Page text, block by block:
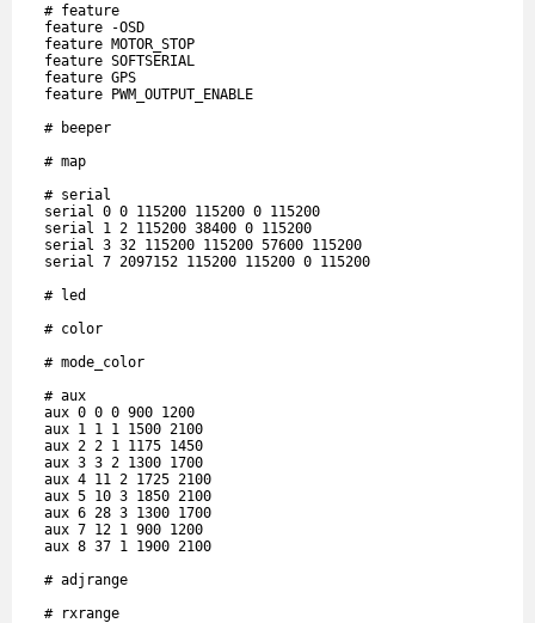
  # feature
  feature -OSD
  feature MOTOR_STOP
  feature SOFTSERIAL
  feature GPS
  feature PWM_OUTPUT_ENABLE
  # beeper
  # map
  # serial
  serial 0 0 115200 115200 0 115200
  serial 1 2 115200 38400 0 115200
  serial 3 32 115200 115200 57600 115200
  serial 7 2097152 115200 115200 0 115200
  # led
  # color
  # mode_color
  # aux
  aux 0 0 0 900 1200
  aux 1 1 1 1500 2100
  aux 2 2 1 1175 1450
  aux 3 3 2 1300 1700
  aux 4 11 2 1725 2100
  aux 5 10 3 1850 2100
  aux 6 28 3 1300 1700
  aux 7 12 1 900 1200
  aux 8 37 1 1900 2100
  # adjrange
  # rxrange